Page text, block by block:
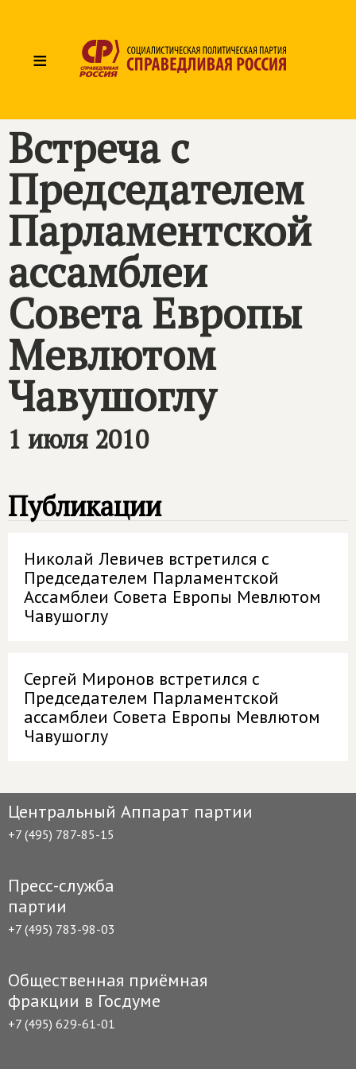
≡
Встреча с
Председателем
Парламентской
ассамблеи
Совета Европы
Мевлютом
Чавушоглу
1 июля 2010
Публикации
Николай Левичев встретился с
Председателем Парламентской
Ассамблеи Совета Европы Мевлютом
Чавушоглу
Сергей Миронов встретился с
Председателем Парламентской
ассамблеи Совета Европы Мевлютом
Чавушоглу
Центральный Аппарат партии
+7 (495) 787-85-15
Пресс-служба
партии
+7 (495) 783-98-03
Общественная приёмная
фракции в Госдуме
+7 (495) 629-61-01